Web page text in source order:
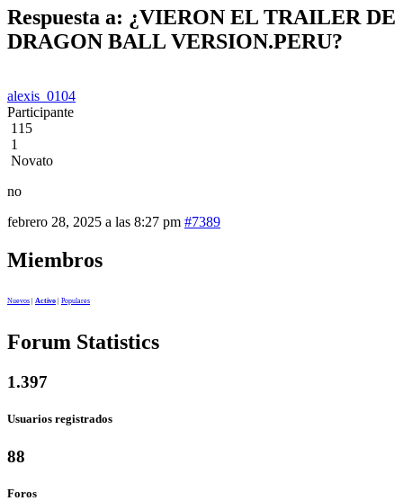
Respuesta a: ¿VIERON EL TRAILER DE
DRAGON BALL VERSION.PERU?
alexis_0104
Participante
115
1
Novato
no
febrero 28, 2025 a las 8:27 pm #7389
Miembros
Nuevos Activo Populares
Forum Statistics
1.397
Usuarios registrados
88
Foros